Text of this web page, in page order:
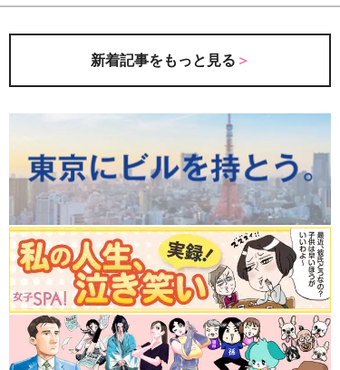
新着記事をもっと見る